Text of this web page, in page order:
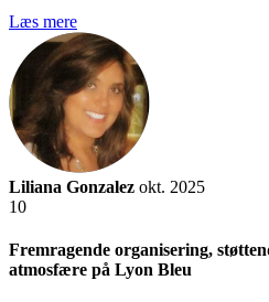
Læs mere
Liliana Gonzalez okt. 2025
10
Fremragende organisering,
atmosfære på Lyon Bleu